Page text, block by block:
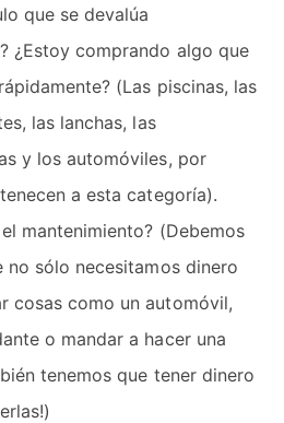
que se devalúa
¿Estoy comprando algo que
(Las piscinas, las
las lanchas, las
y los automóviles, por
a esta categoría).
mantenimiento? (Debemos
no sólo necesitamos dinero
cosas como un automóvil,
o mandar a hacer una
tenemos que tener dinero